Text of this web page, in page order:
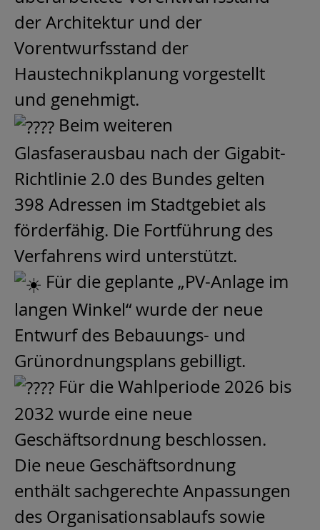
der Architektur und der
Vorentwurfsstand der
Haustechnikplanung vorgestellt
und genehmigt.
Beim weiteren
Glasfaserausbau nach der Gigabit-
Richtlinie 2.0 des Bundes gelten
398 Adressen im Stadtgebiet als
förderfähig. Die Fortführung des
Verfahrens wird unterstützt.
Für die geplante „PV-Anlage im
langen Winkel“ wurde der neue
Entwurf des Bebauungs- und
Grünordnungsplans gebilligt.
Für die Wahlperiode 2026 bis
2032 wurde eine neue
Geschäftsordnung beschlossen.
Die neue Geschäftsordnung
enthält sachgerechte Anpassungen
des Organisationsablaufs sowie